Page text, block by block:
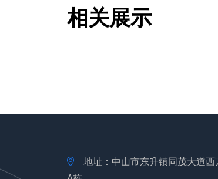
相关展示
地址：中山市东升镇同茂大道西